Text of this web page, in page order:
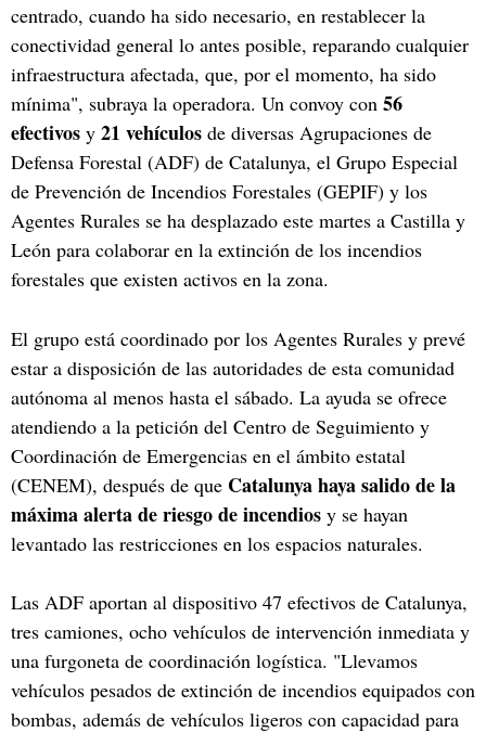
centrado, cuando ha sido necesario, en restablecer la
conectividad general lo antes posible, reparando cualquier
infraestructura afectada, que, por el momento, ha sido
mínima", subraya la operadora. Un convoy con 56
efectivos y 21 vehículos de diversas Agrupaciones de
Defensa Forestal (ADF) de Catalunya, el Grupo Especial
de Prevención de Incendios Forestales (GEPIF) y los
Agentes Rurales se ha desplazado este martes a Castilla y
León para colaborar en la extinción de los incendios
forestales que existen activos en la zona.
El grupo está coordinado por los Agentes Rurales y prevé
estar a disposición de las autoridades de esta comunidad
autónoma al menos hasta el sábado. La ayuda se ofrece
atendiendo a la petición del Centro de Seguimiento y
Coordinación de Emergencias en el ámbito estatal
(CENEM), después de que Catalunya haya salido de la
máxima alerta de riesgo de incendios y se hayan
levantado las restricciones en los espacios naturales.
Las ADF aportan al dispositivo 47 efectivos de Catalunya,
tres camiones, ocho vehículos de intervención inmediata y
una furgoneta de coordinación logística. "Llevamos
vehículos pesados de extinción de incendios equipados con
bombas, además de vehículos ligeros con capacidad para